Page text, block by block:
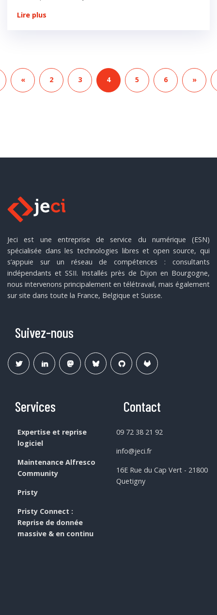
Lire plus
« 2 3 4 5 6 »
Jeci est une entreprise de service du numérique (ESN)
spécialisée dans les technologies libres et open source, qui
s’appuie sur un réseau de compétences : consultants
indépendants et SSII. Installés près de Dijon en Bourgogne,
nous intervenons principalement en télétravail, mais également
sur site dans toute la France, Belgique et Suisse.
Suivez-nous
Services
Expertise et reprise
logiciel
Maintenance Alfresco
Community
Pristy
Pristy Connect :
Reprise de donnée
massive & en continu
Contact
09 72 38 21 92
info@jeci.fr
16E Rue du Cap Vert - 21800
Quetigny